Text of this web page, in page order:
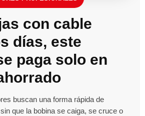
con cable
días, este
paga solo en
buscan una forma rápida de
que la bobina se caiga, se cruce o